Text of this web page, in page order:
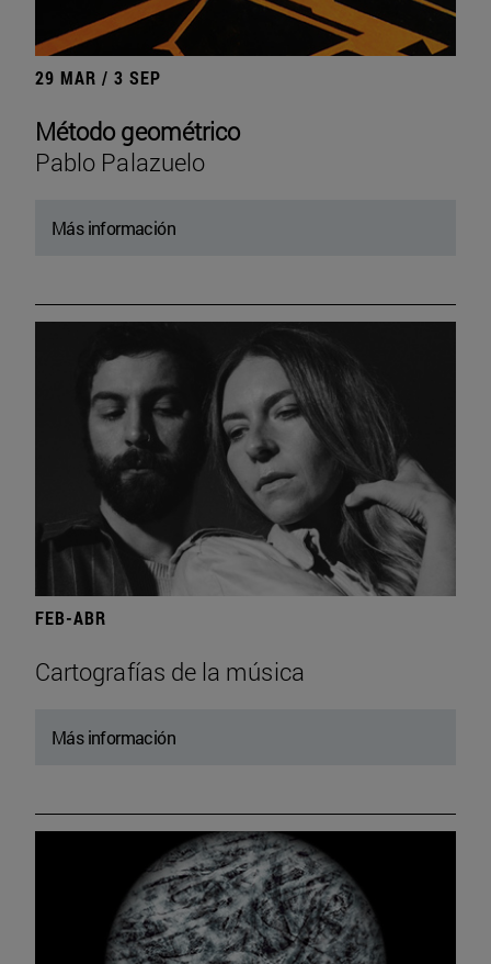
29 MAR / 3 SEP
Método geométrico
Pablo Palazuelo
Más información
FEB-ABR
Cartografías de la música
Más información